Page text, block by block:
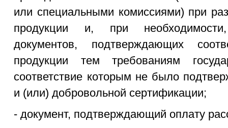
или специальными комиссиями) при
продукции и, при
документов, подтверждающих
продукции тем требованиям
соответствие которым не было
и (или) добровольной сертификации;
- документ, подтверждающий оплату